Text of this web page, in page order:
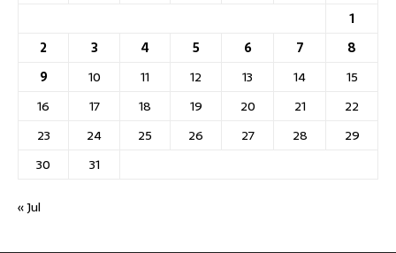
1
2
3 4 5 6 7
8
9
10 11 12 13 14
15
16
17 18 19 20 21
22
23
24 25 26 27 28
29
30
31
« Jul